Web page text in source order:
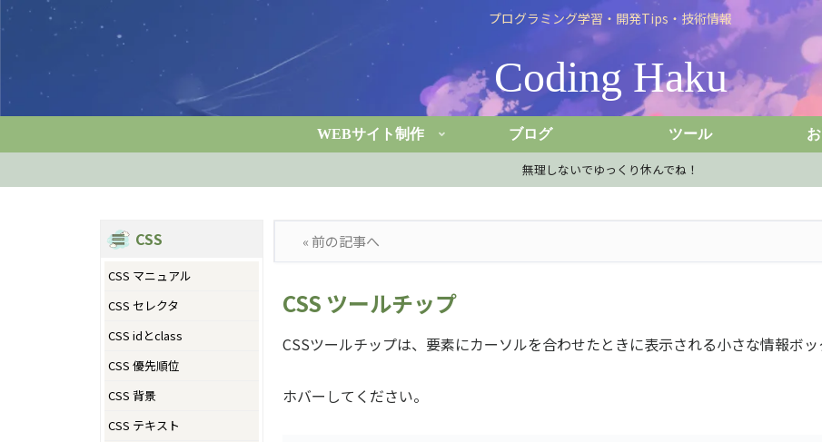
プログラミング学習・開発Tips・技術情報
Coding Haku
WEBサイト制作 ブログ ツール
無理しないでゆっくり休んでね！
CSS
CSS マニュアル
CSS セレクタ
CSS idとclass
CSS 優先順位
CSS 背景
CSS テキスト
« 前の記事へ
CSS ツールチップ
CSSツールチップは、要素にカーソルを合わせたときに表示される小さな情報ボッ
ホバーしてください。